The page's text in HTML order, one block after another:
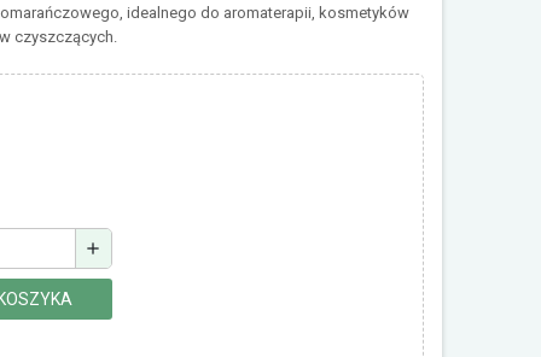
idealnego do aromaterapii, kosmetyków
czyszczących.
add